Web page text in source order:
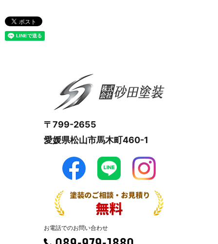
〒799-2655
愛媛県松山市馬木町460-1
お電話でのお問い合わせ